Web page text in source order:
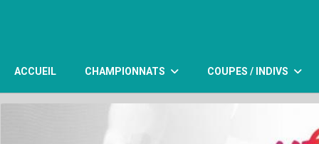
ACCUEIL CHAMPIONNATS COUPES / INDIVS